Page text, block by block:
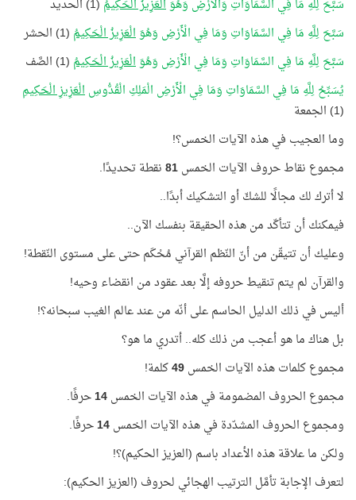
سَبَّحَ لِلَّهِ مَا فِي السَّمَاوَاتِ وَالْأَرْضِ وَهُوَالْعَزِيزُ الْحَكِيمُ (1) الحديد
سَبَّحَ لِلَّهِ مَا فِي السَّمَاوَاتِ وَمَا فِي الْأَرْضِ وَهُوَالْعَزِيزُ الْحَكِيمُ (1) الحشر
سَبَّحَ لِلَّهِ مَا فِي السَّمَاوَاتِ وَمَا فِي الْأَرْضِ وَهُوَالْعَزِيزُ الْحَكِيمُ (1) الصَّف
يُسَبِّحُ لِلَّهِ مَا فِي السَّمَاوَاتِ وَمَا فِي الْأَرْضِ الْمَلِكِ الْقُدُّوسِالْعَزِيزِ الْحَكِيمِ
(1) الجمعة
وما العجيب في هذه الآيات الخمس؟!
مجموع نقاط حروف الآيات الخمس81نقطة تحديدًا.
لا أترك لك مجالًا للشكّ أو التشكيك أبدًا..
فيمكنك أن تتأكّد من هذه الحقيقة بنفسك الآن..
وعليك أن تتيقّن من أنّ النّظم القرآني مُحْكَم حتى على مستوى النّقطة!
والقرآن لم يتم تنقيط حروفه إلَّا بعد عقود من انقضاء وحيه!
أليس في ذلك الدليل الحاسم على أنّه من عند عالم الغيب سبحانه؟!
بل هناك ما هو أعجب من ذلك كله.. أتدري ما هو؟
مجموع كلمات هذه الآيات الخمس49كلمة!
مجموع الحروف المضمومة في هذه الآيات الخمس14حرفًا.
ومجموع الحروف المشدّدة في هذه الآيات الخمس14حرفًا.
ولكن ما علاقة هذه الأعداد باسم (العزيز الحكيم)؟!
لتعرف الإجابة تأمَّل الترتيب الهجائي لحروف (العزيز الحكيم):